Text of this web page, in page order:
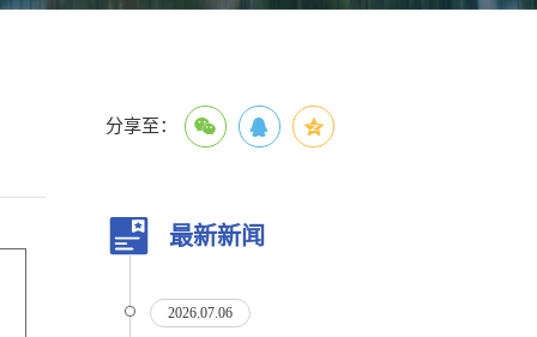
分享至：
最新新闻
2026.07.06